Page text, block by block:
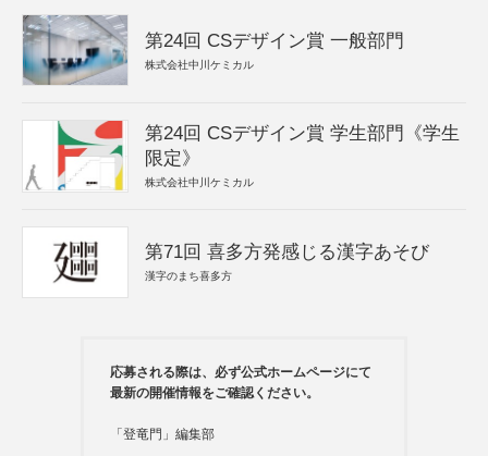
第24回 CSデザイン賞 一般部門
株式会社中川ケミカル
第24回 CSデザイン賞 学生部門《学生
限定》
株式会社中川ケミカル
第71回 喜多方発感じる漢字あそび
漢字のまち喜多方
応募される際は、必ず公式ホームページにて
最新の開催情報をご確認ください。
「登竜門」編集部